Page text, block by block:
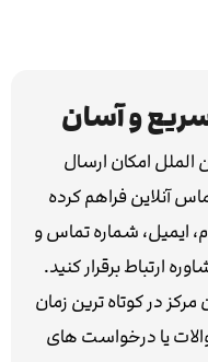
و آسان
امکان ارسال
آنلاین فراهم کرده
ایمیل، شماره تماس و
ارتباط برقرار کنید.
در کوتاه ترین زمان
یا درخواست های